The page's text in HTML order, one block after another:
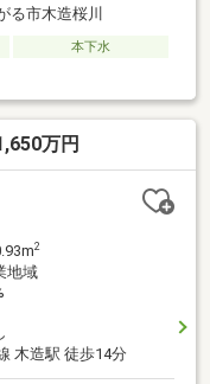
る市木造桜川
本下水
万円
2
地域
木造駅 徒歩14分